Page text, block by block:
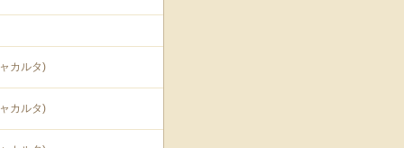
カルタ)
カルタ)